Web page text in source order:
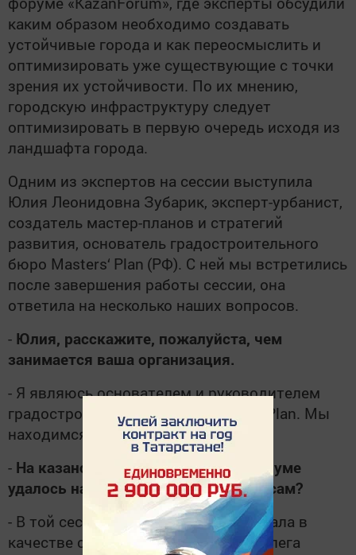
каким образом необходимо создавать
устойчивые города и как переосмыслить и
оптимизировать уже существующие с точки
зрения их устойчивости. По их мнению,
городскую инфраструктуру следует
оптимизировать в первую очередь исходя из
ландшафта города.
Одним из экспертов на сессии выступила
Юлия Леонидовна Зубарик, эксперт-урбанист,
создатель мастер-планов и стратегий
развития, основатель градостроительного
бюро Masters‘ Plan (РФ). С ней мы встретились
после завершения работы сессии, она
ответила на несколько наших вопросов.
- Юлия, расскажите, пожалуйста, чем
занимается ваша организация.
- Я являюсь основателем и руководителем
градостроительного бюро
Plan. Мы
находимся в Москве.
- На казанском международном форуме
удалось найти партнеров по интересам?
- В той сессии, в которой я участвовала в
качестве спикера, оказался мой коллега